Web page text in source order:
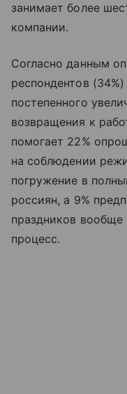
занимает более
компании.
Согласно данным
респондентов
постепенного
возвращения к
помогает 22%
на соблюдении
погружение в
россиян, а 9%
праздников вообще
процесс.